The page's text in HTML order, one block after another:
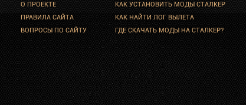
О ПРОЕКТЕ
ПРАВИЛА САЙТА
ВОПРОСЫ ПО САЙТУ
КАК УСТАНОВИТЬ МОДЫ СТАЛКЕР
КАК НАЙТИ ЛОГ ВЫЛЕТА
ГДЕ СКАЧАТЬ МОДЫ НА СТАЛКЕР?